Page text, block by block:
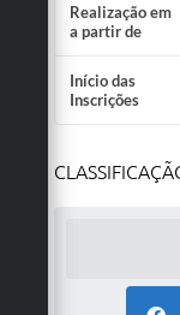
Realização em
a partir de
Início das
Inscrições